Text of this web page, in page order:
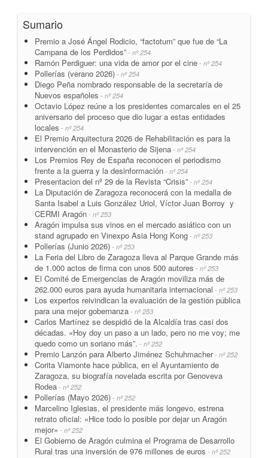
Sumario
Premio a José Ángel Rodicio, “factotum” que fue de “La
Campana de los Perdidos” - nº 254
Ramón Perdiguer: una vida de amor por el cine - nº 254
Pollerías (verano 2026) - nº 254
Diego Peña nombrado responsable de la secretaría de
Nuevos españoles - nº 254
Octavio López reúne a los presidentes comarcales en el 25
aniversario del proceso que dio lugar a estas entidades
locales - nº 254
El Premio Arquitectura 2026 de Rehabilitación es para la
intervención en el Monasterio de Sijena - nº 254
Los Premios Rey de España reconocen el periodismo
frente a la guerra y la desinformación - nº 254
Presentacion del nº 29 de la Revista “Crisis” - nº 254
La Diputación de Zaragoza reconocerá con la medalla de
Santa Isabel a Luis González Uriol, Víctor Juan Borroy y
CERMI Aragón - nº 253
Aragón impulsa sus vinos en el mercado asiático con un
stand agrupado en Vinexpo Asia Hong Kong - nº 253
Pollerías (Junio 2026) - nº 253
La Feria del Libro de Zaragoza lleva al Parque Grande más
de 1.000 actos de firma con unos 500 autores - nº 253
El Comité de Emergencias de Aragón moviliza más de
262.000 euros para ayuda humanitaria internacional - nº 253
Los expertos reivindican la evaluación de la gestión pública
para una mejor gobernanza - nº 253
Carlos Martínez se despidió de la Alcaldía tras casi dos
décadas. «Hoy doy un paso a un lado, pero no me voy; me
quedo como un soriano más”. - nº 252
Premio Lanzón para Alberto Jiménez Schuhmacher- nº 252
Corita Viamonte hace pública, en el Ayuntamiento de
Zaragoza, su biografía novelada escrita por Genoveva
Rodea - nº 252
Pollerías (Mayo 2026) - nº 252
Marcelino Iglesias, el presidente más longevo, estrena
retrato oficial: «Hice todo lo posible por dejar un Aragón
mejor» - nº 252
El Gobierno de Aragón culmina el Programa de Desarrollo
Rural tras una inversión de 976 millones de euros - nº 252